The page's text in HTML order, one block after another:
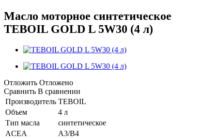
Масло моторное синтетическое
TEBOIL GOLD L 5W30 (4 л)
Отложить Отложено
Сравнить В сравнении
Производитель TEBOIL
Объем
4 л
Тип масла
синтетическое
ACEA
A3/B4